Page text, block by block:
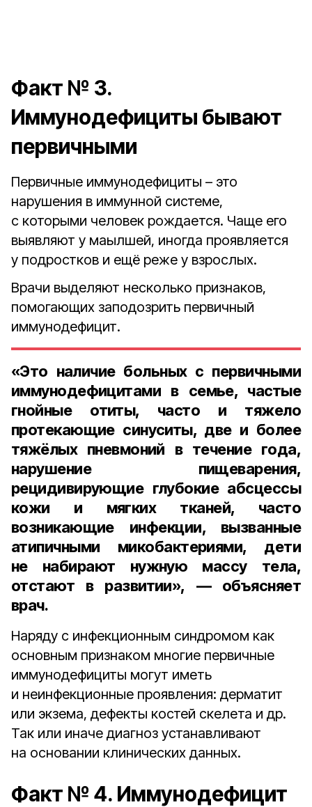
Факт № 3.
Иммунодефициты бывают
первичными
Первичные иммунодефициты – это
нарушения в иммунной системе,
с которыми человек рождается. Чаще его
выявляют у маылшей, иногда проявляется
у подростков и ещё реже у взрослых.
Врачи выделяют несколько признаков,
помогающих заподозрить первичный
иммунодефицит.
«Это наличие больных с первичными
иммунодефицитами в семье, частые
гнойные отиты, часто и тяжело
протекающие синуситы, две и более
тяжёлых пневмоний в течение года,
нарушение пищеварения,
рецидивирующие глубокие абсцессы
кожи и мягких тканей, часто
возникающие инфекции, вызванные
атипичными микобактериями, дети
не набирают нужную массу тела,
отстают в развитии», — объясняет
врач.
Наряду с инфекционным синдромом как
основным признаком многие первичные
иммунодефициты могут иметь
и неинфекционные проявления: дерматит
или экзема, дефекты костей скелета и др.
Так или иначе диагноз устанавливают
на основании клинических данных.
Факт № 4. Иммунодефицит